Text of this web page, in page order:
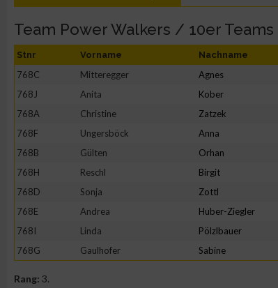
Team Power Walkers / 10er Teams
Stnr Vorname Nachname
768C Mitteregger Agnes
768J
Anita Kober
768A
Christine Zatzek
768F
Ungersböck Anna
768B
Gülten Orhan
768H
Reschl Birgit
768D
Sonja Zottl
768E
Andrea Huber-Ziegler
768I
Linda Pölzlbauer
768G
Gaulhofer Sabine
Rang: 3.